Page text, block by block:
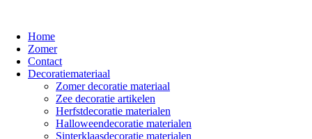
Home
Zomer
Contact
Decoratiemateriaal
Zomer decoratie materiaal
Zee decoratie artikelen
Herfstdecoratie materialen
Halloweendecoratie materialen
Sinterklaasdecoratie materialen